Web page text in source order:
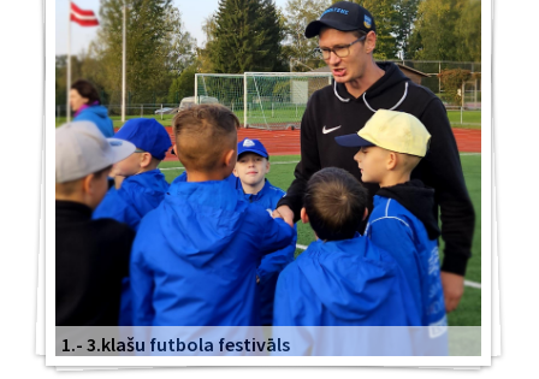
1.- 3.klašu futbola festivāls